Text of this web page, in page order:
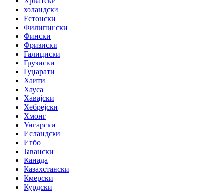
холандски
Естонски
Филипински
Фински
Фризиски
Галициски
Грузиски
Гуџарати
Хаити
Хауса
Хавајски
Хебрејски
Хмонг
Унгарски
Исландски
Игбо
Јавански
Канада
Казахстански
Кмерски
Курдски